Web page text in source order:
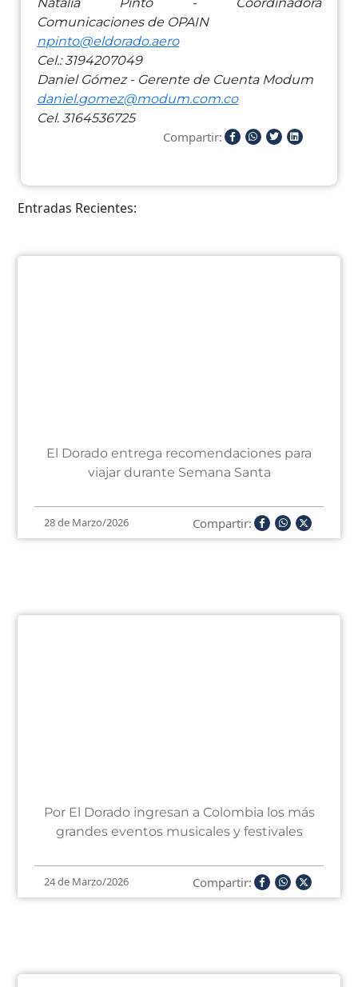
Comunicaciones de OPAIN
npinto@eldorado.aero
Cel.: 3194207049
Daniel Gómez - Gerente de Cuenta Modum
daniel.gomez@modum.com.co
Cel. 3164536725
Compartir:
Entradas Recientes:
El Dorado entrega recomendaciones para
viajar durante Semana Santa
28 de Marzo/2026 Compartir:
Por El Dorado ingresan a Colombia los más
grandes eventos musicales y festivales
24 de Marzo/2026 Compartir: